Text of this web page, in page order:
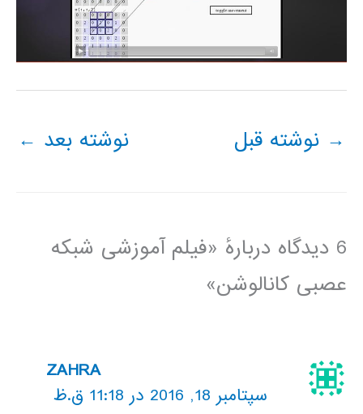
→ نوشته قبل نوشته بعد ←
6 دیدگاه دربارهٔ «فیلم آموزشی شبکه
عصبی کانالوشن»
ZAHRA
سپتامبر 18, 2016 در 11:18 ق.ظ